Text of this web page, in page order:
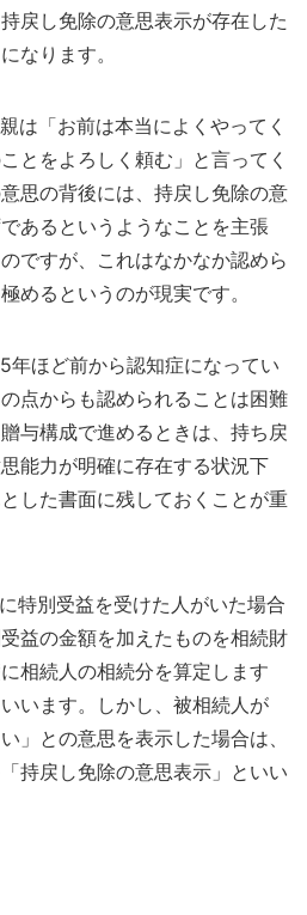
戻し免除の意思表示が存在した
なります。
は「お前は本当によくやってく
とをよろしく頼む」と言ってく
思の背後には、持戻し免除の意
あるというようなことを主張
ですが、これはなかなか認めら
めるというのが現実です。
ほど前から認知症になってい
点からも認められることは困難
与構成で進めるときは、持ち戻
能力が明確に存在する状況下
した書面に残しておくことが重
特別受益を受けた人がいた場合
益の金額を加えたものを相続財
相続人の相続分を算定します
います。しかし、被相続人が
」との意思を表示した場合は、
持戻し免除の意思表示」といい